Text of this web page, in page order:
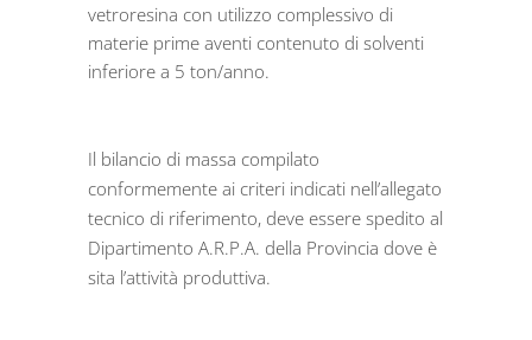
vetroresina con utilizzo complessivo di
materie prime aventi contenuto di solventi
inferiore a 5 ton/anno.
Il bilancio di massa compilato
conformemente ai criteri indicati nell’allegato
tecnico di riferimento, deve essere spedito al
Dipartimento A.R.P.A. della Provincia dove è
sita l’attività produttiva.